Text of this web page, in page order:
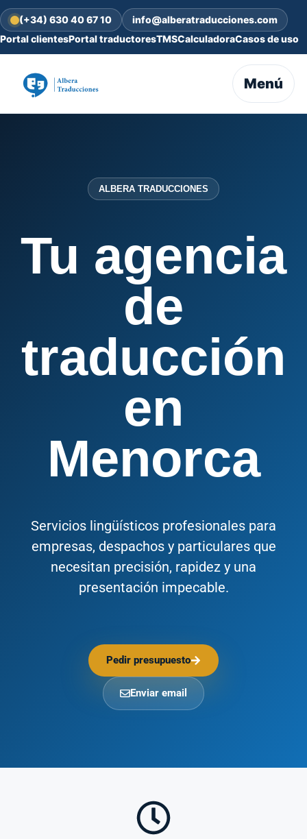
(+34) 630 40 67 10
info@alberatraducciones.com
Portal clientesPortal traductoresTMSCalculadoraCasos de uso
Menú
ALBERA TRADUCCIONES
Tu agencia
de
traducción
en
Menorca
Servicios lingüísticos profesionales para
empresas, despachos y particulares que
necesitan precisión, rapidez y una
presentación impecable.
Pedir presupuesto
Enviar email